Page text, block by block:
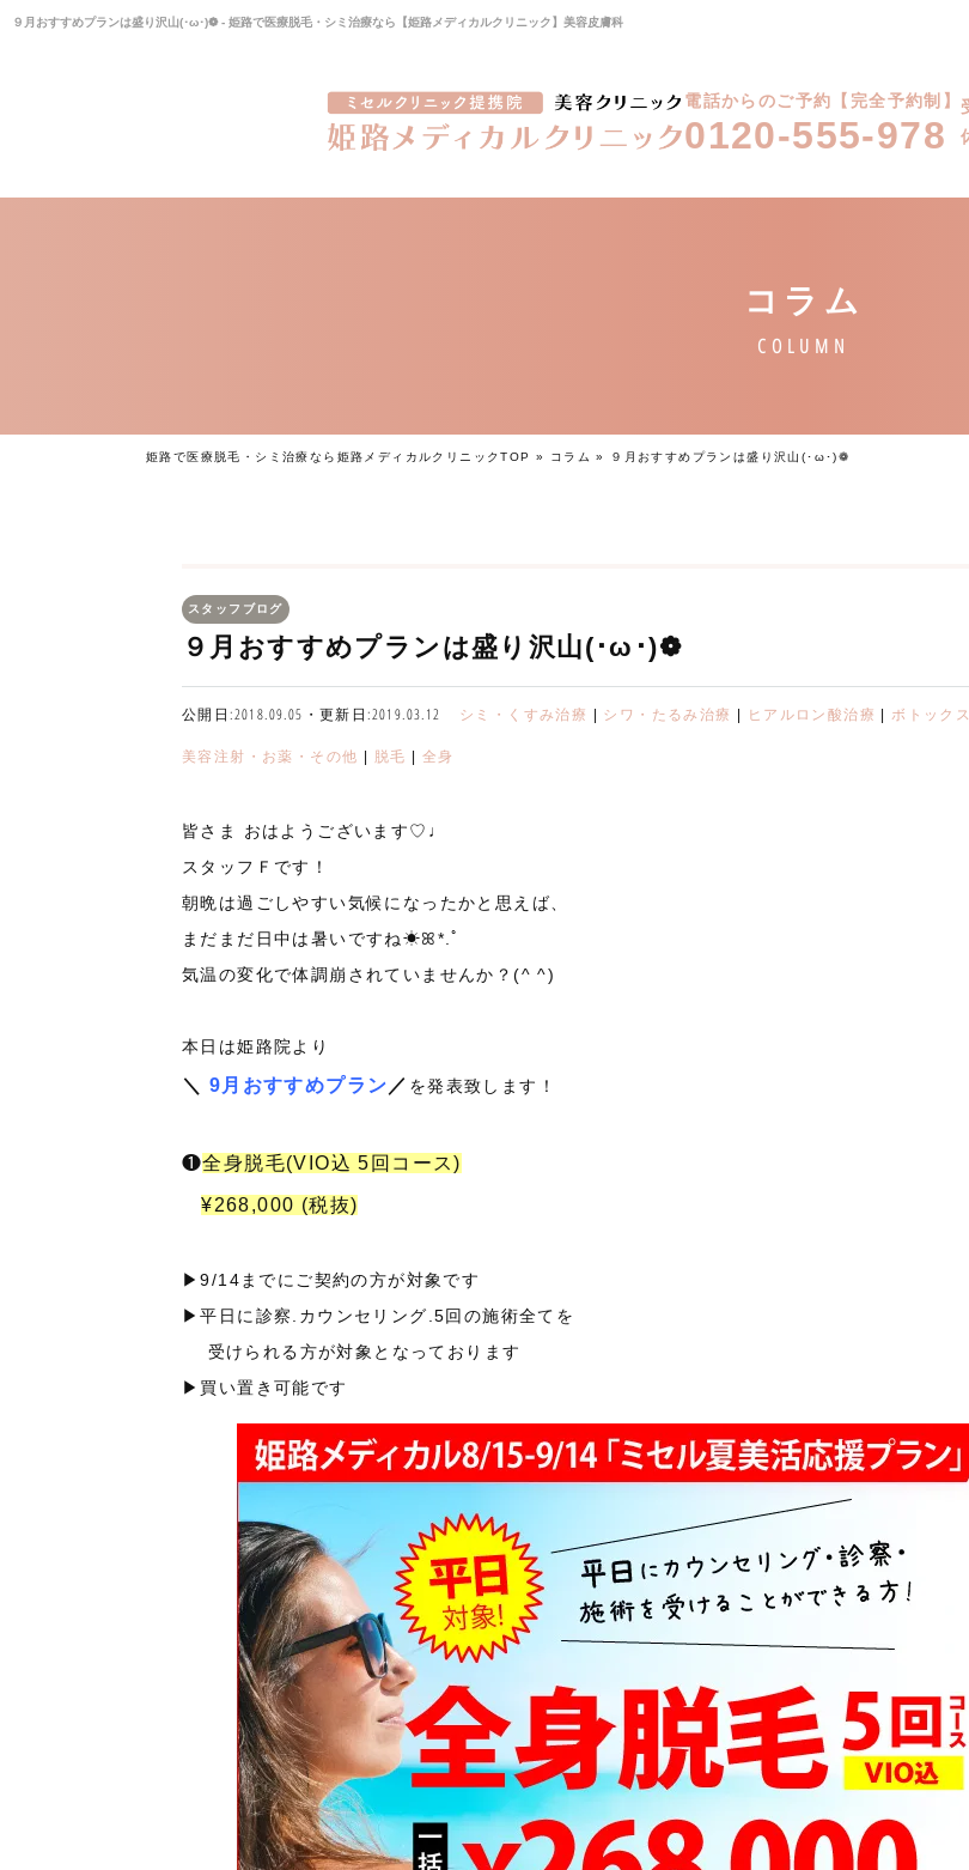
９月おすすめプランは盛り沢山(･ω･)❁ - 姫路で医療脱毛・シミ治療なら【姫路メディカルクリニック】美容皮膚科
電話からのご予約【完全予約制】
0120-555-978
姫路で医療脱毛・シミ治療なら姫路メディカルクリニックTOP » コラム » ９月おすすめプランは盛り沢山(･ω･)❁
スタッフブログ
９月おすすめプランは盛り沢山(･ω･)❁
公開日:2018.09.05・更新日:2019.03.12 シミ・くすみ治療 シワ・たるみ治療 ヒアルロン酸治療 |ボトックス
美容注射・お薬・その他 脱毛 全身
皆さま おはようございます♡♩
スタッフＦです！
朝晩は過ごしやすい気候になったかと思えば、
まだまだ日中は暑いですね☀︎ꕤ*.ﾟ
気温の変化で体調崩されていませんか？(^ ^)
本日は姫路院より
＼ 9月おすすめプラン／ を発表致します！
❶全身脱毛(VIO込 5回コース)
¥268,000 (税抜)
▶︎9/14までにご契約の方が対象です
▶︎平日に診察.カウンセリング.5回の施術全てを
受けられる方が対象となっております
▶︎買い置き可能です